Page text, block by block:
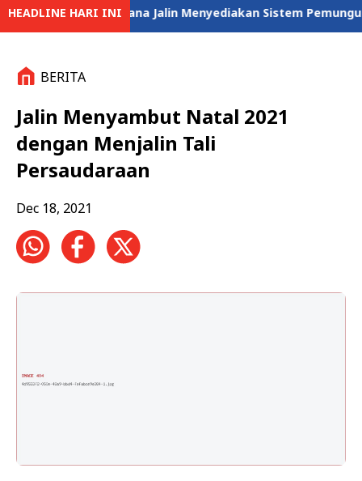
HEADLINE HARI INI
Bagaimana Jalin Menyediakan Sistem Pemungutan Pajak
BERITA
Jalin Menyambut Natal 2021
dengan Menjalin Tali
Persaudaraan
Dec 18, 2021